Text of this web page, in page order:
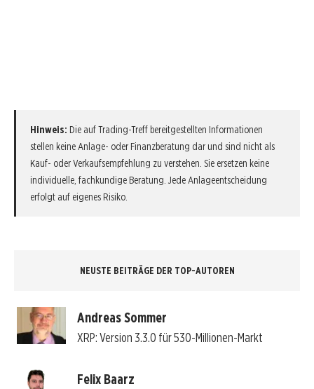
Hinweis: Die auf Trading-Treff bereitgestellten Informationen
stellen keine Anlage- oder Finanzberatung dar und sind nicht als
Kauf- oder Verkaufsempfehlung zu verstehen. Sie ersetzen keine
individuelle, fachkundige Beratung. Jede Anlageentscheidung
erfolgt auf eigenes Risiko.
NEUSTE BEITRÄGE DER TOP-AUTOREN
Andreas Sommer
XRP: Version 3.3.0 für 530-Millionen-Markt
Felix Baarz